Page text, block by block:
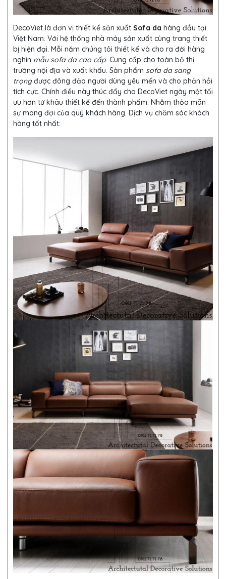
DecoViet là đơn vị thiết kế sản xuất Sofa da hàng đầu tại
Việt Nam. Với hệ thống nhà máy sản xuất cùng trang thiết
bị hiện đại. Mỗi năm chúng tôi thiết kế và cho ra đời hàng
nghìn mẫu sofa da cao cấp. Cung cấp cho toàn bộ thị
trường nội địa và xuất khẩu. Sản phẩm sofa da sang
trọngđược đông đảo người dùng yêu mến và cho phản hồi
tích cực. Chính điều này thúc đẩy cho DecoViet ngày một tối
ưu hơn từ khâu thiết kế đến thành phẩm. Nhằm thỏa mãn
sự mong đợi của quý khách hàng. Dịch vụ chăm sóc khách
hàng tốt nhất: